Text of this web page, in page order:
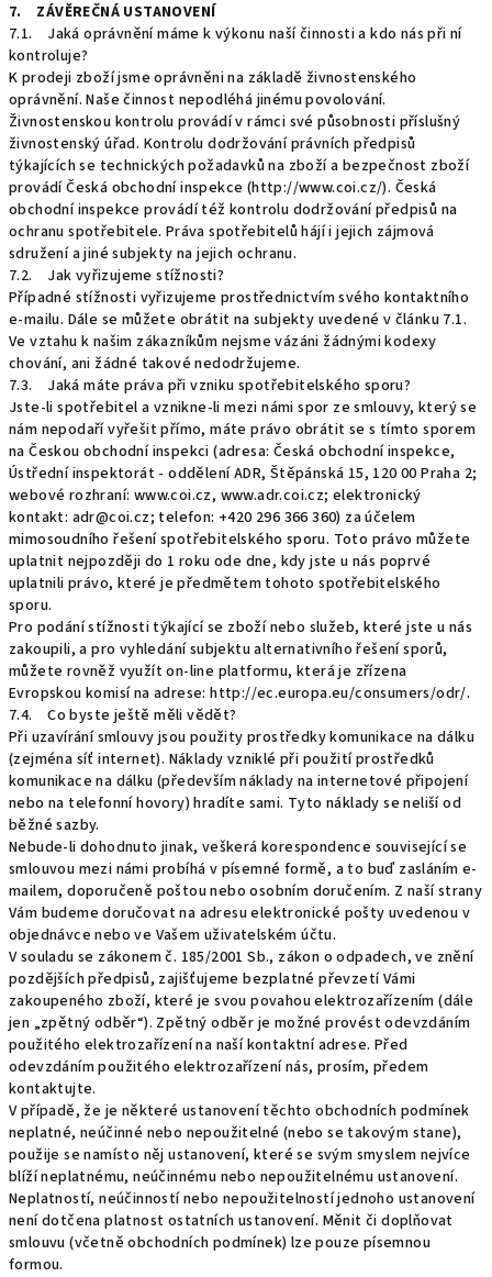
7. ZÁVĚREČNÁ USTANOVENÍ
7.1. Jaká oprávnění máme k výkonu naší činnosti a kdo nás při ní
kontroluje?
K prodeji zboží jsme oprávněni na základě živnostenského
oprávnění. Naše činnost nepodléhá jinému povolování.
Živnostenskou kontrolu provádí v rámci své působnosti příslušný
živnostenský úřad. Kontrolu dodržování právních předpisů
týkajících se technických požadavků na zboží a bezpečnost zboží
provádí Česká obchodní inspekce (http://www.coi.cz/). Česká
obchodní inspekce provádí též kontrolu dodržování předpisů na
ochranu spotřebitele. Práva spotřebitelů hájí i jejich zájmová
sdružení a jiné subjekty na jejich ochranu.
7.2. Jak vyřizujeme stížnosti?
Případné stížnosti vyřizujeme prostřednictvím svého kontaktního
e-mailu. Dále se můžete obrátit na subjekty uvedené v článku 7.1.
Ve vztahu k našim zákazníkům nejsme vázáni žádnými kodexy
chování, ani žádné takové nedodržujeme.
7.3. Jaká máte práva při vzniku spotřebitelského sporu?
Jste-li spotřebitel a vznikne-li mezi námi spor ze smlouvy, který se
nám nepodaří vyřešit přímo, máte právo obrátit se s tímto sporem
na Českou obchodní inspekci (adresa: Česká obchodní inspekce,
Ústřední inspektorát - oddělení ADR, Štěpánská 15, 120 00 Praha 2;
webové rozhraní: www.coi.cz, www.adr.coi.cz; elektronický
kontakt: adr@coi.cz; telefon: +420 296 366 360) za účelem
mimosoudního řešení spotřebitelského sporu. Toto právo můžete
uplatnit nejpozději do 1 roku ode dne, kdy jste u nás poprvé
uplatnili právo, které je předmětem tohoto spotřebitelského
sporu.
Pro podání stížnosti týkající se zboží nebo služeb, které jste u nás
zakoupili, a pro vyhledání subjektu alternativního řešení sporů,
můžete rovněž využít on-line platformu, která je zřízena
Evropskou komisí na adrese: http://ec.europa.eu/consumers/odr/.
7.4. Co byste ještě měli vědět?
Při uzavírání smlouvy jsou použity prostředky komunikace na dálku
(zejména síť internet). Náklady vzniklé při použití prostředků
komunikace na dálku (především náklady na internetové připojení
nebo na telefonní hovory) hradíte sami. Tyto náklady se neliší od
běžné sazby.
Nebude-li dohodnuto jinak, veškerá korespondence související se
smlouvou mezi námi probíhá v písemné formě, a to buď zasláním e-
mailem, doporučeně poštou nebo osobním doručením. Z naší strany
Vám budeme doručovat na adresu elektronické pošty uvedenou v
objednávce nebo ve Vašem uživatelském účtu.
V souladu se zákonem č. 185/2001 Sb., zákon o odpadech, ve znění
pozdějších předpisů, zajišťujeme bezplatné převzetí Vámi
zakoupeného zboží, které je svou povahou elektrozařízením (dále
jen „zpětný odběr“). Zpětný odběr je možné provést odevzdáním
použitého elektrozařízení na naší kontaktní adrese. Před
odevzdáním použitého elektrozařízení nás, prosím, předem
kontaktujte.
V případě, že je některé ustanovení těchto obchodních podmínek
neplatné, neúčinné nebo nepoužitelné (nebo se takovým stane),
použije se namísto něj ustanovení, které se svým smyslem nejvíce
blíží neplatnému, neúčinnému nebo nepoužitelnému ustanovení.
Neplatností, neúčinností nebo nepoužitelností jednoho ustanovení
není dotčena platnost ostatních ustanovení. Měnit či doplňovat
smlouvu (včetně obchodních podmínek) lze pouze písemnou
formou.